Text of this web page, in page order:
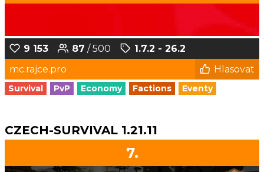
9 153 87 / 500
1.7.2 - 26.2
mc.rajce.pro
Hlasovat
Survival PvP Economy Factions Eventy
CZECH-SURVIVAL 1.21.11
7.